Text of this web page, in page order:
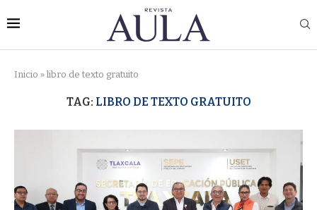
Inicio » libro de texto gratuito
TAG: LIBRO DE TEXTO GRATUITO